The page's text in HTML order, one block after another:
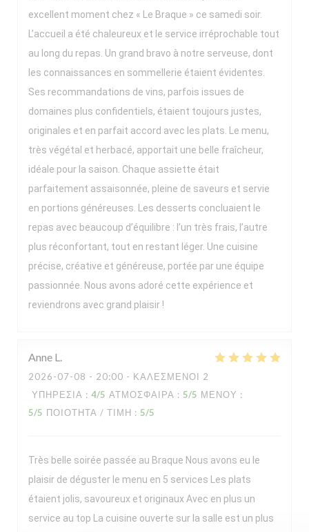
excellent moment chez « Le Braque » ce samedi soir.
L’accueil a été chaleureux et le service irréprochable tout
au long du repas. Un grand bravo à notre serveuse, dont
les connaissances en sommellerie étaient évidentes.
Ses recommandations de vins, parfois issues de
domaines plus confidentiels, étaient toujours justes,
originales et en parfait accord avec les plats. Le menu,
très végétal et herbacé, apportait une belle fraîcheur,
idéale pour la saison. Chaque assiette était
parfaitement assaisonnée, pleine de saveurs et servie
en portions généreuses. Les desserts concluaient le
repas avec beaucoup d’équilibre : l’un très frais, l’autre
plus réconfortant, tout en restant léger. Une cuisine
précise, créative et généreuse, portée par une équipe
passionnée. Nous avons adoré cette expérience et
reviendrons avec grand plaisir !
Anne L
2026-07-08 - 20:00 - ΚΑΛΕΣΜΈΝΟΙ 2
ΥΠΗΡΕΣΊΑ : 4/5 ΑΤΜΌΣΦΑΙΡΑ : 5/5 ΜΕΝΟΎ :
5/5 ΠΟΙΌΤΗΤΑ / ΤΙΜΉ : 5/5
Très belle soirée passée au Braque Nous avons eu le
plaisir de déguster le menu en 5 services Les plats
étaient jolis, savoureux et originaux Avec en plus un
service au top La cuisine ouverte sur la salle est un plus